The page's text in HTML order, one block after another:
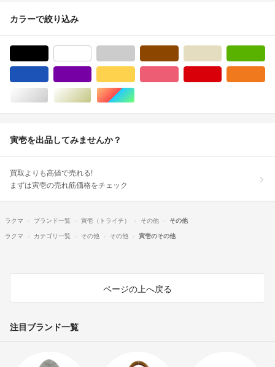
カラーで絞り込み
シルバー/銀色系ゴールド/金色系マルチカラー
寅壱を出品してみませんか？
買取よりも高値で売れる!
まずは寅壱の売れ筋価格をチェック
ラクマ ブランド一覧 寅壱（トライチ） その他
その他
ラクマ
カテゴリ一覧 その他 その他 寅壱のその他
ページの上へ戻る
注目ブランド一覧